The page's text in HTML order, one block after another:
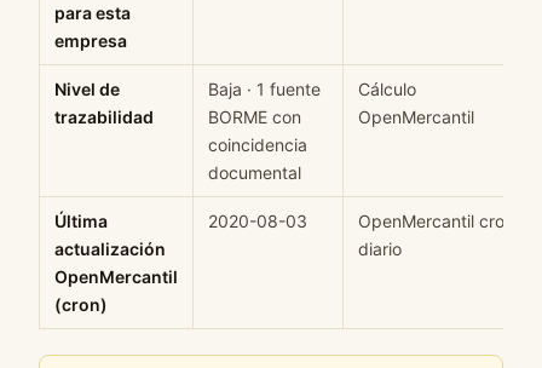
para esta
empresa
Nivel de
trazabilidad
Baja · 1 fuente
BORME con
coincidencia
documental
Cálculo
OpenMercantil
Última
actualización
OpenMercantil
(cron)
2020-08-03
OpenMercantil cron
diario